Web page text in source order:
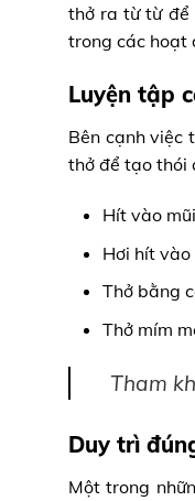
thở ra từ từ để
trong các hoạt
Luyện tập
Bên cạnh việc
thở để tạo thói
Hít vào
Hơi hít
Thở bằng
Thở mím
Tham
Duy trì
Một trong